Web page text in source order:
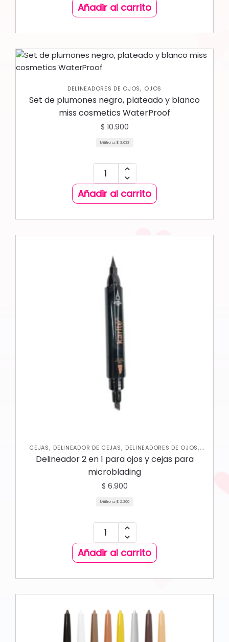
Añadir al carrito
DELINEADORES DE OJOS, OJOS
Set de plumones negro, plateado y blanco
miss cosmetics WaterProof
$ 10.900
Mililitro a: $ 3.633
Añadir al carrito
CEJAS, DELINEADOR DE CEJAS, DELINEADORES DE OJOS,
Delineador 2 en 1 para ojos y cejas para
microblading
$ 6.900
Mililitro a: $ 2.300
Añadir al carrito